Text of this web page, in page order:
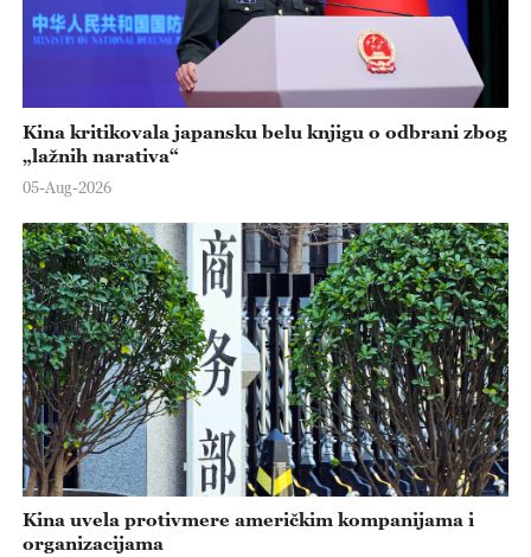
Kina kritikovala japansku belu knjigu o odbrani zbog
„lažnih narativa“
05-Aug-2026
Kina uvela protivmere američkim kompanijama i
organizacijama